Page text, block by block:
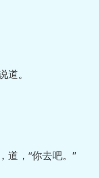
。
，“你去吧。”